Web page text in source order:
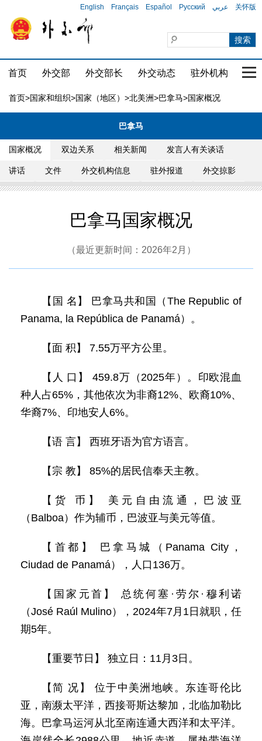
English Français Español Русский عربي 关怀版
首页 外交部 外交部长 外交动态 驻外机构 国
首页>国家和组织>国家（地区） >北美洲>巴拿马>国家概况
巴拿马
国家概况 双边关系 相关新闻 发言人有关谈话
讲话 文件 外交机构信息 驻外报道 外交掠影
巴拿马国家概况
（最近更新时间：2026年2月）
【国 名】 巴拿马共和国（The Republic of
Panama, la República de Panamá）。
【面 积】 7.55万平方公里。
【人 口】 459.8万（2025年）。印欧混血
种人占65%，其他依次为非裔12%、欧裔10%、
华裔7%、印地安人6%。
【语 言】 西班牙语为官方语言。
【宗 教】 85%的居民信奉天主教。
【货 币】 美元自由流通，巴波亚
（Balboa）作为辅币，巴波亚与美元等值。
【首都】 巴拿马城（Panama City，
Ciudad de Panamá），人口136万。
【国家元首】 总统何塞·劳尔·穆利诺
（José Raúl Mulino），2024年7月1日就职，任
期5年。
【重要节日】 独立日：11月3日。
【简 况】 位于中美洲地峡。东连哥伦比
亚，南濒太平洋，西接哥斯达黎加，北临加勒比
海。巴拿马运河从北至南连通大西洋和太平洋。